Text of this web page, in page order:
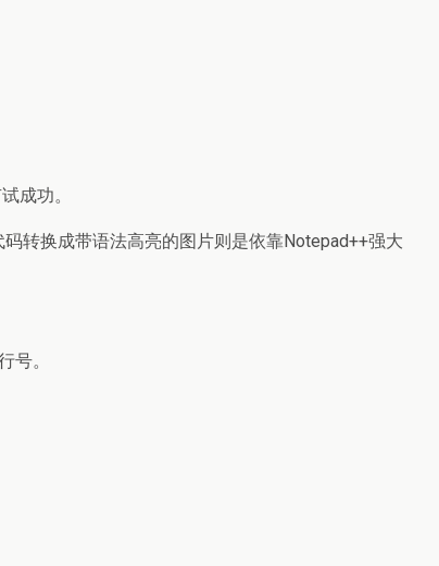
成功。
转换成带语法高亮的图片则是依靠Notepad++强大
号。